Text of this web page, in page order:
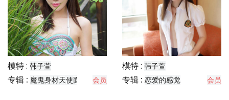
模特 : 韩子萱
专辑 : 魔鬼身材天使面孔 会员
模特 : 韩子萱
专辑 : 恋爱的感觉 会员